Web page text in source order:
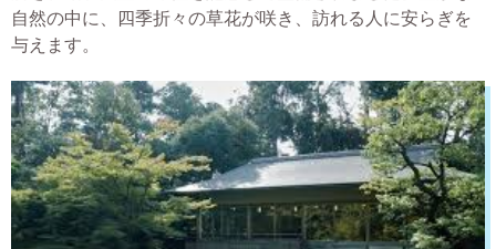
自然の中に、四季折々の草花が咲き、訪れる人に安らぎを
与えます。